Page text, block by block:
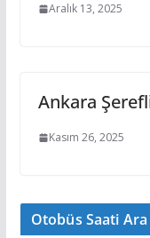
Aralık 13, 2025
Ankara
Kasım 26, 2025
Otobüs Saati Ara